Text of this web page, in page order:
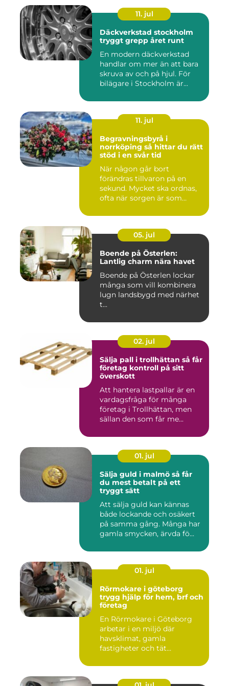
11. jul
Däckverkstad stockholm
tryggt grepp året runt
En modern däckverkstad
handlar om mer än att bara
skruva av och på hjul. För
bilägare i Stockholm är...
11. jul
Begravningsbyrå i
norrköping så hittar du rätt
stöd i en svår tid
När någon går bort
förändras tillvaron på en
sekund. Mycket ska ordnas,
ofta när sorgen är som
05. jul
Boende på Österlen:
Lantlig charm nära havet
Boende på Österlen lockar
många som vill kombinera
lugn landsbygd med närhet
t...
02. jul
Sälja pall i trollhättan så får
företag kontroll på sitt
överskott
Att hantera lastpallar är en
vardagsfråga för många
företag i Trollhättan, men
sällan den som får me...
01. jul
Sälja guld i malmö så får
du mest betalt på ett
tryggt sätt
Att sälja guld kan kännas
både lockande och osäkert
på samma gång. Många har
gamla smycken, ärvda fö...
01. jul
Rörmokare i göteborg
trygg hjälp för hem, brf och
företag
En Rörmokare i Göteborg
arbetar i en miljö där
havsklimat, gamla
fastigheter och tät